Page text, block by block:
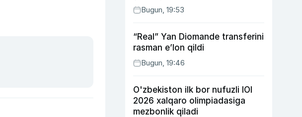
Bugun, 19:53
“Real” Yan Diomande transferini
rasman e’lon qildi
Bugun, 19:46
O'zbekiston ilk bor nufuzli IOI
2026 xalqaro olimpiadasiga
mezbonlik qiladi